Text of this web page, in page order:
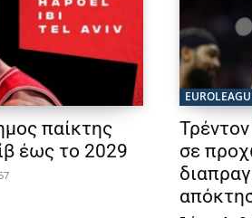
παίκτης
έως το 2029
σε